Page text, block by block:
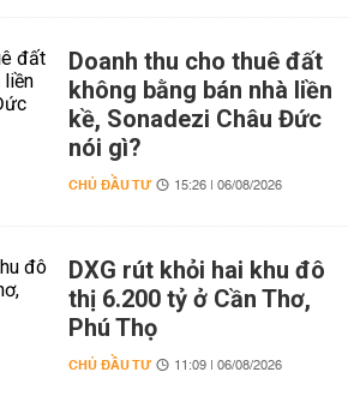
Doanh thu cho thuê đất
không bằng bán nhà liền
kề, Sonadezi Châu Đức
nói gì?
CHỦ ĐẦU TƯ 15:26 | 06/08/2026
DXG rút khỏi hai khu đô
thị 6.200 tỷ ở Cần Thơ,
Phú Thọ
CHỦ ĐẦU TƯ 11:09 | 06/08/2026